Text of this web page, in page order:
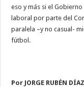
eso y más si el
laboral por parte del
paralela –y no casual-
fútbol.
Por JORGE RUBÉN DÍAZ